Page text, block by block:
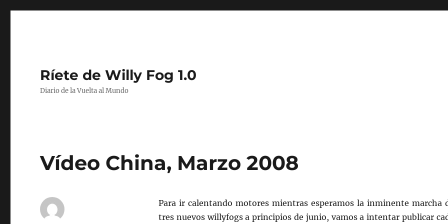
Ríete de Willy Fog 1.0
Diario de la Vuelta al Mundo
Vídeo China, Marzo 2008
Para ir calentando motores mientras esperamos la inminente marcha
tres nuevos willyfogs a principios de junio, vamos a intentar publicar